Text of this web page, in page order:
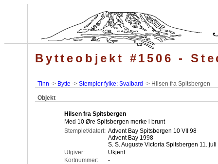
Bytteobjekt #1506 -
Tinn -> Bytte -> Stempler fylke: Svalbard -> Hilsen fra Spitsbergen
Objekt
Hilsen fra Spitsbergen
Med 10 Øre Spitsbergen merke i brunt
Stemplet/datert: Advent Bay Spitsbergen 10 VII 98
Advent Bay 1998
S. S. Auguste Victoria Spitsbergen 11. juli
Utgiver:
Ukjent
Kortnummer:
-